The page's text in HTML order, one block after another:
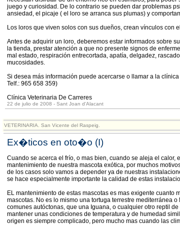
juego y curiosidad. De lo contrario se pueden dar problemas
ansiedad, el picaje ( el loro se arranca sus plumas) y
Los loros que viven solos con sus dueños, crean vínculos con
Antes de adquirir un loro, deberemos estar informados sobre
la tienda, prestar atención a que no presente signos de
mal estado, respiración entrecortada, apatía, delgadez,
mucosidades.
Si desea más información puede acercarse o llamar a la
Telf.: 965 658 359)
Clínica Veterinaria De Carreres
22 de julio de 2008 - Sant Joan d'Alacant
VETERINARIA. San Vicente del Raspeig.
Ex�ticos en oto�o (I)
Cuando se acerca el frío, o mas bien, cuando se aleja el calor,
mantenimiento de nuestra mascota exótica, por muchos
de los casos solo vamos a depender ya de nuestras
se hace especialmente importante la calidad de estas
EL mantenimiento de estas mascotas es mas exigente cuanto
mascotas. No es lo mismo una tortuga terrestre mediterránea
comunes autóctonas, que una Iguana, o cualquier otro reptil
mantener unas condiciones de temperatura y de humedad
origen es siempre complicado, pero mucho mas cuando las